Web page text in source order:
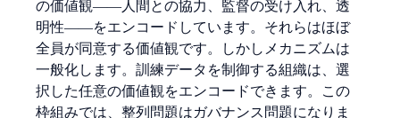
の価値観――人間との協力、監督の受け入れ、透
明性――をエンコードしています。それらはほぼ
全員が同意する価値観です。しかしメカニズムは
一般化します。訓練データを制御する組織は、選
択した任意の価値観をエンコードできます。この
枠組みでは、整列問題はガバナンス問題になりま